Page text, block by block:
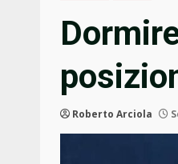
Roberto Arciola